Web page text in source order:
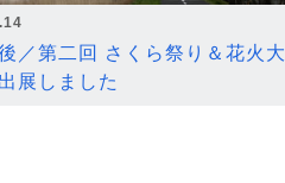
／第二回 さくら祭り＆花火大
展しました